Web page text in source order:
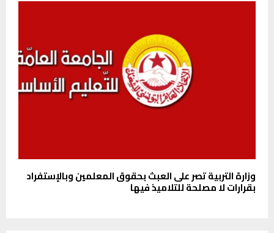
وزارة التربية تصر على العبث بحقوق المعلمين وبالإستفراد
بقرارات لا مصلحة للتلاميذ فيها